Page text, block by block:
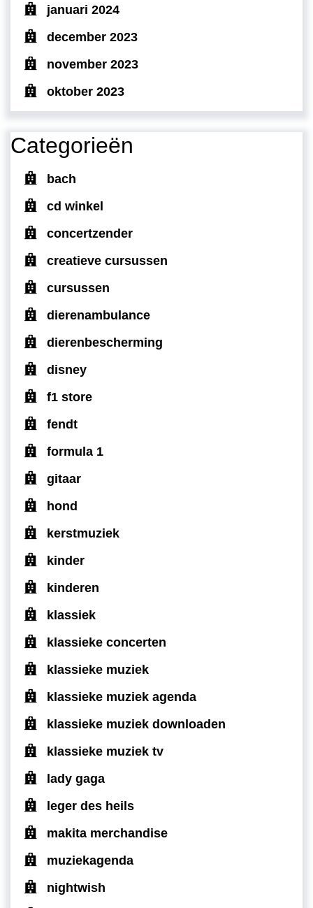
januari 2024
december 2023
november 2023
oktober 2023
Categorieën
bach
cd winkel
concertzender
creatieve cursussen
cursussen
dierenambulance
dierenbescherming
disney
f1 store
fendt
formula 1
gitaar
hond
kerstmuziek
kinder
kinderen
klassiek
klassieke concerten
klassieke muziek
klassieke muziek agenda
klassieke muziek downloaden
klassieke muziek tv
lady gaga
leger des heils
makita merchandise
muziekagenda
nightwish